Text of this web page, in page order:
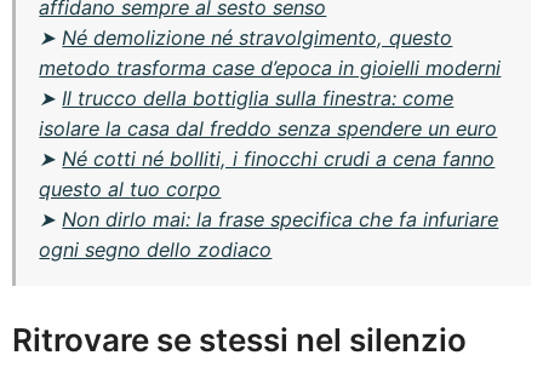
affidano sempre al sesto senso
➤ Né demolizione né stravolgimento, questo
metodo trasforma case d’epoca in gioielli moderni
➤ Il trucco della bottiglia sulla finestra: come
isolare la casa dal freddo senza spendere un euro
➤ Né cotti né bolliti, i finocchi crudi a cena fanno
questo al tuo corpo
➤ Non dirlo mai: la frase specifica che fa infuriare
ogni segno dello zodiaco
Ritrovare se stessi nel silenzio